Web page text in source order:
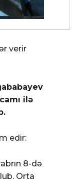
verir
ilə
edir:
8-də
Orta